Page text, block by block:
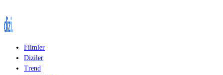
Filmler
Diziler
Trend